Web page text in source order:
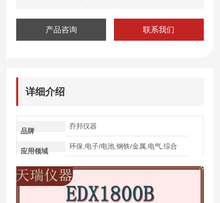
产品咨询 联系我们
详细介绍
品牌
乔邦仪器
应用领域
环保,电子/电池,钢铁/金属,电气,综合